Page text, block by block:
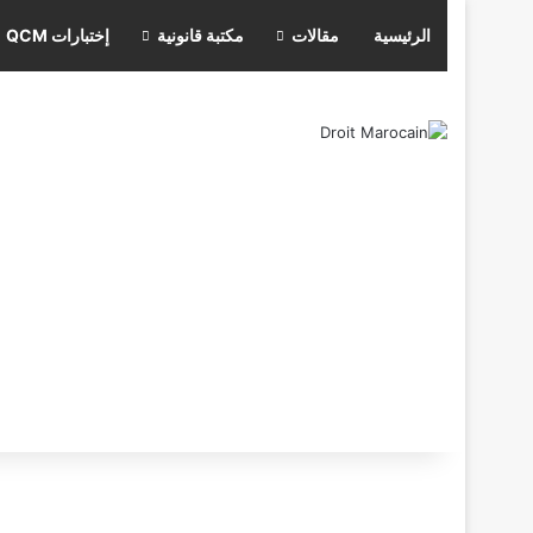
الرئيسية مقالات مكتبة قانونية إختبارات QCM